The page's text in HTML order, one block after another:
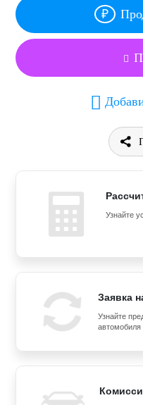
Узнайте
Заявка
Узнайте
автомобиля